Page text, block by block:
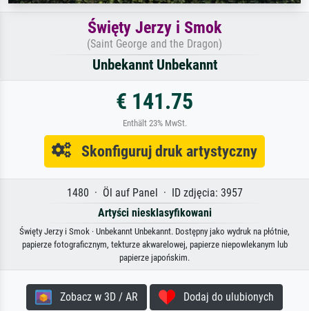
Święty Jerzy i Smok
(Saint George and the Dragon)
Unbekannt Unbekannt
€ 141.75
Enthält 23% MwSt.
Skonfiguruj druk artystyczny
1480 · Öl auf Panel · ID zdjęcia: 3957
Artyści niesklasyfikowani
Święty Jerzy i Smok · Unbekannt Unbekannt. Dostępny jako wydruk na płótnie,
papierze fotograficznym, tekturze akwarelowej, papierze niepowlekanym lub
papierze japońskim.
Zobacz w 3D / AR Dodaj do ulubionych